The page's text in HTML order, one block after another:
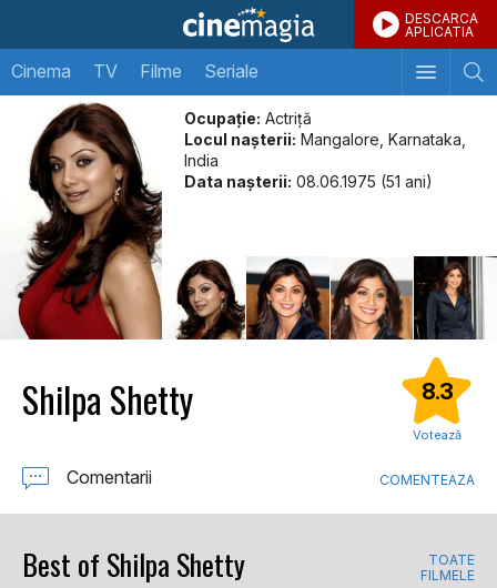
DESCARCA
APLICATIA
Cinema TV Filme Seriale
Ocupație: Actriţă
Locul naşterii: Mangalore, Karnataka,
India
Data naşterii: 08.06.1975 (51 ani)
Shilpa Shetty 8.3
Votează
Comentarii COMENTEAZA
Best of Shilpa Shetty
TOATE
FILMELE